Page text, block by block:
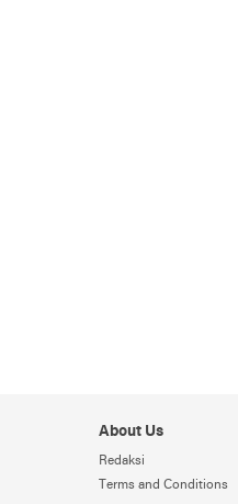
About Us
Redaksi
Terms and Conditions